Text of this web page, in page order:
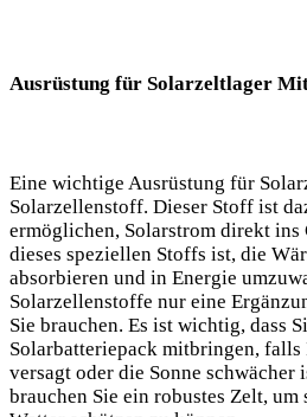
Ausrüstung für Solarzeltlager
Eine wichtige ⁣Ausrüstung für
Solarzellenstoff. Dieser ⁣Stoff ist
‍ermöglichen, Solarstrom direkt ins
dieses speziellen‍ Stoffs ist, die
absorbieren und in Energie
Solarzellenstoffe nur ‌eine
Sie brauchen. Es‍ ist wichtig, dass⁣
Solarbatteriepack mitbringen,
versagt ​oder die ⁢Sonne schwächer
brauchen Sie ein robustes⁢ Zelt,